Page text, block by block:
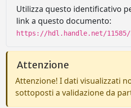
Utilizza questo identificativo
link a questo documento:
https://hdl.handle.net/11585/
Attenzione
Attenzione! I dati visualizzati
sottoposti a validazione da